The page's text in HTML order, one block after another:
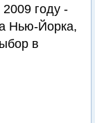
году -
Нью-Йорка,
в